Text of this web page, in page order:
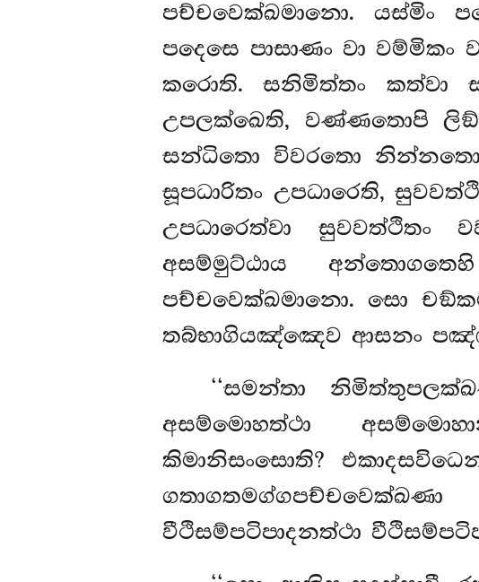
පච්චවෙක්ඛමානො. යස්මිං
පදෙසෙ පාසාණං වා වම්මිකං
කරොති. සනිමිත්තං කත්වා
උපලක්ඛෙති, වණ්ණතොපි
සන්ධිතො විවරතො
සූපධාරිතං උපධාරෙති,
උපධාරෙත්වා
අසම්මුට්ඨාය
පච්චවෙක්ඛමානො. සො
තබ්භාගියඤ්ඤෙව ආසනං
‘‘සමන්තා
අසම්මොහත්ථා
කිමානිසංසොති?
වීථිසම්පටිපාදනත්ථා